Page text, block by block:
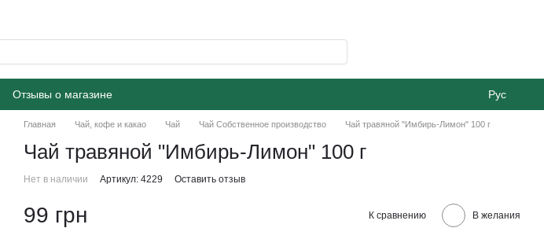
Отзывы о магазине Рус
Главная Чай, кофе и какао Чай Чай Собственное производство Чай травяной "Имбирь-Лимон" 100 г
Чай травяной "Имбирь-Лимон" 100 г
Нет в наличии Артикул: 4229 Оставить отзыв
99 грн К сравнению В желания